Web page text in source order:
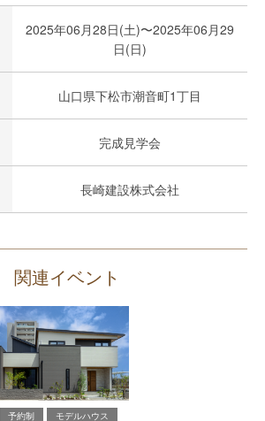
2025年06月28日(土)〜2025年06月29
日(日)
山口県下松市潮音町1丁目
完成見学会
長崎建設株式会社
関連イベント
予約制 モデルハウス